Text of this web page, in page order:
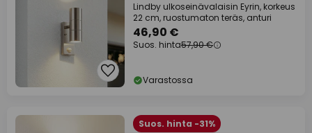
Lindby ulkoseinävalaisin Eyrin, korkeus
22 cm, ruostumaton teräs, anturi
46,90 €
Suos. hinta57,90 €
Varastossa
Suos. hinta -31%